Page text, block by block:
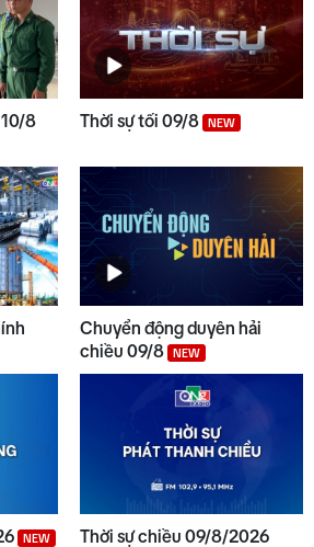
9
Hình thành thói quen chấp hành
pháp luật khi tham gia giao
thông
10
Thời sự trưa 09/8
8 Thời sự tối 09/8 NEW
Chuyển động duyên hải
chiều 09/8
NEW
NEW Thời sự chiều 09/8/2026